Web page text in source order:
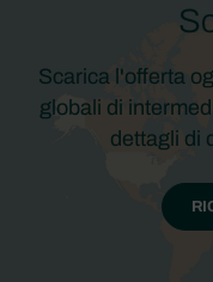
Scarica l'offerta
globali di
dettagli di